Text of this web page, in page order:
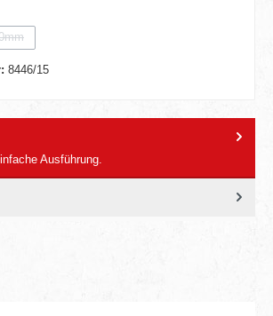
8446/15
Ausführung.